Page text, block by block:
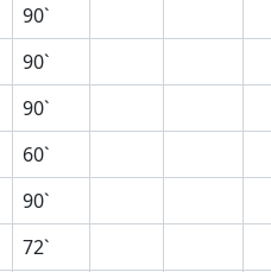
90`
90`
90`
60`
90`
72`